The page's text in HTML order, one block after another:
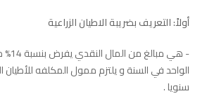
أولاً: التعريف بضريبة الاطيان الزراعية
- هي
الواحد في السنة و يلتزم ممول المكلفه للأطيان
سنويا .